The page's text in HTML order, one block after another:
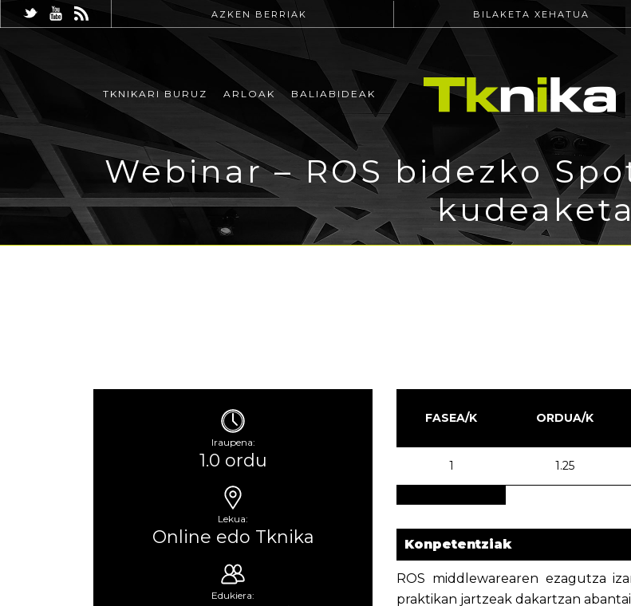
AZKEN BERRIAK BILAKETA XEHATUA
TKNIKARI BURUZ ARLOAK BALIABIDEAK
Webinar – ROS bidezko
kudeaketa
Iraupena:
1.0 ordu
Lekua:
Online edo Tknika
Edukiera:
FASEA/K ORDUA/K
1 1.25
Konpetentziak
ROS middlewarearen ezagutza
praktikan jartzeak dakartzan